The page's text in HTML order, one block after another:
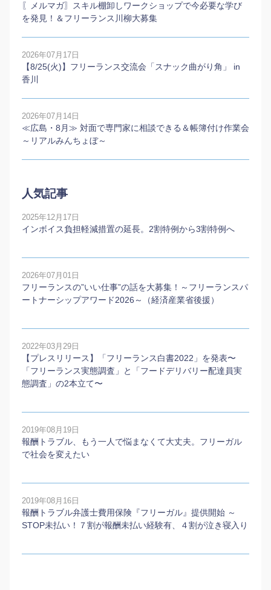
〖メルマガ〗スキル棚卸しワークショップで今必要な学び
を発見！＆フリーランス川柳大募集
2026年07月17日
【8/25(火)】フリーランス交流会「スナック曲がり角」 in
香川
2026年07月14日
≪広島・8月≫ 対面で専門家に相談できる＆帳簿付け作業会
～リアルみんちょぼ～
人気記事
2025年12月17日
インボイス負担軽減措置の延長。2割特例から3割特例へ
2026年07月01日
フリーランスの”いい仕事”の話を大募集！～フリーランスパ
ートナーシップアワード2026～（経済産業省後援）
2022年03月29日
【プレスリリース】「フリーランス白書2022」を発表〜
「フリーランス実態調査」と「フードデリバリー配達員実
態調査」の2本⽴て〜
2019年08月19日
報酬トラブル、もう一人で悩まなくて大丈夫。フリーガル
で社会を変えたい
2019年08月16日
報酬トラブル弁護士費用保険『フリーガル』提供開始 ～
STOP未払い！７割が報酬未払い経験有、４割が泣き寝入り